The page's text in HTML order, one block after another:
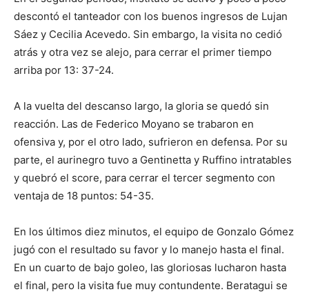
descontó el tanteador con los buenos ingresos de Lujan
Sáez y Cecilia Acevedo. Sin embargo, la visita no cedió
atrás y otra vez se alejo, para cerrar el primer tiempo
arriba por 13: 37-24.
A la vuelta del descanso largo, la gloria se quedó sin
reacción. Las de Federico Moyano se trabaron en
ofensiva y, por el otro lado, sufrieron en defensa. Por su
parte, el aurinegro tuvo a Gentinetta y Ruffino intratables
y quebró el score, para cerrar el tercer segmento con
ventaja de 18 puntos: 54-35.
En los últimos diez minutos, el equipo de Gonzalo Gómez
jugó con el resultado su favor y lo manejo hasta el final.
En un cuarto de bajo goleo, las gloriosas lucharon hasta
el final, pero la visita fue muy contundente. Beratagui se